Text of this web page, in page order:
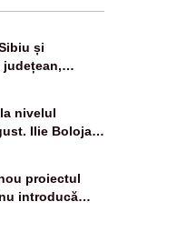
și
grav
nivelul
Ilie Bolojan
restricții –
proiectul
introducă